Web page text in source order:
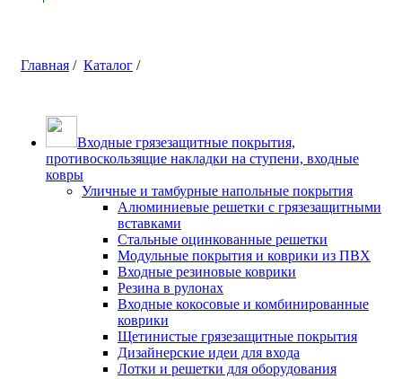
Главная / Каталог /
Входные грязезащитные покрытия,
противоскользящие накладки на ступени, входные
ковры
Уличные и тамбурные напольные покрытия
Алюминиевые решетки с грязезащитными
вставками
Стальные оцинкованные решетки
Модульные покрытия и коврики из ПВХ
Входные резиновые коврики
Резина в рулонах
Входные кокосовые и комбинированные
коврики
Щетинистые грязезащитные покрытия
Дизайнерские идеи для входа
Лотки и решетки для оборудования